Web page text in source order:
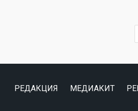
РЕДАКЦИЯ МЕДИАКИТ